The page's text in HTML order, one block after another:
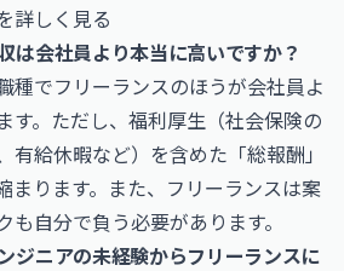
詳しく見る
は会社員より本当に高いですか？
種でフリーランスのほうが会社員よ
す。ただし、福利厚生（社会保険の
有給休暇など）を含めた「総報酬」
まります。また、フリーランスは案
自分で負う必要があります。
ジニアの未経験からフリーランスに